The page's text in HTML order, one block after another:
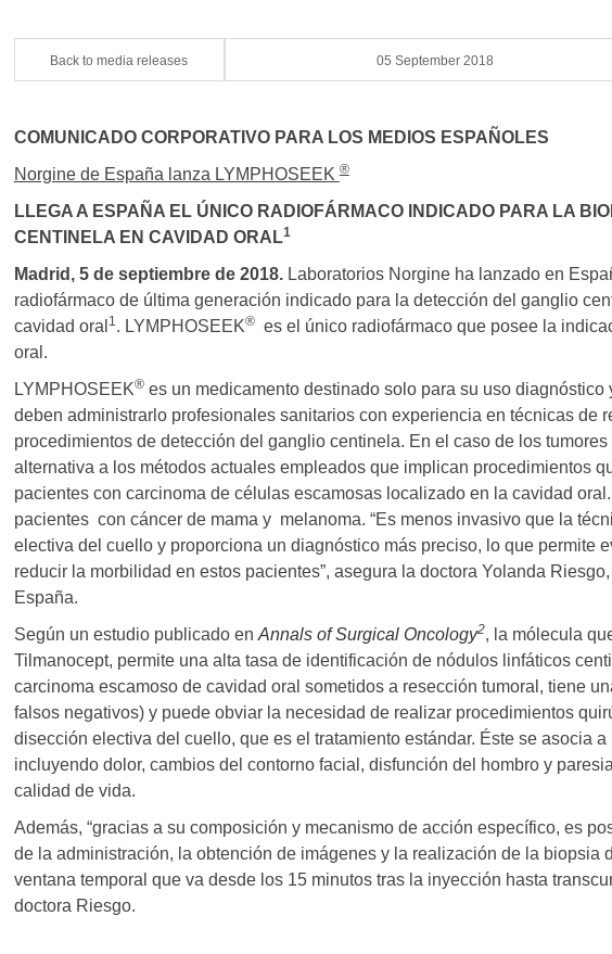
Back to media releases 05 September 2018
COMUNICADO CORPORATIVO PARA LOS MEDIOS ESPAÑOLES
Norgine de España lanza LYMPHOSEEK®
LLEGA A ESPAÑA EL ÚNICO RADIOFÁRMACO INDICADO PARA LA
CENTINELA EN CAVIDAD ORAL1
Madrid, 5 de septiembre de 2018.Laboratorios Norgine ha lanzado en
radiofármaco de última generación indicado para la detección del ganglio
cavidad oral 1. LYMPHOSEEK®es el único radiofármaco que posee la
oral.
LYMPHOSEEK®es un medicamento destinado solo para su uso diagnóstico
deben administrarlo profesionales sanitarios con experiencia en técnicas de
procedimientos de detección del ganglio centinela. En el caso de los
alternativa a los métodos actuales empleados que implican procedimientos
pacientes con carcinoma de células escamosas localizado en la cavidad
pacientes con cáncer de mama y melanoma. “Es menos invasivo que la
electiva del cuello y proporciona un diagnóstico más preciso, lo que permite
reducir la morbilidad en estos pacientes”, asegura la doctora Yolanda
España.
Según un estudio publicado en Annals of Surgical Oncology2, la mólecula
Tilmanocept, permite una alta tasa de identificación de nódulos linfáticos
carcinoma escamoso de cavidad oral sometidos a resección tumoral, tiene
falsos negativos) y puede obviar la necesidad de realizar procedimientos
disección electiva del cuello, que es el tratamiento estándar. Éste se asocia
incluyendo dolor, cambios del contorno facial, disfunción del hombro y
calidad de vida.
Además, “gracias a su composición y mecanismo de acción específico, es
de la administración, la obtención de imágenes y la realización de la biopsia
ventana temporal que va desde los 15 minutos tras la inyección hasta
doctora Riesgo.